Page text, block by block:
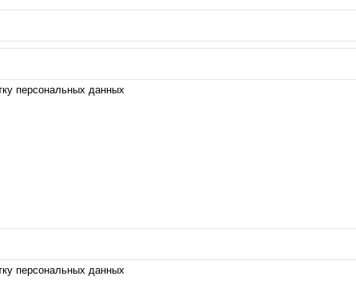
персональных данных
персональных данных